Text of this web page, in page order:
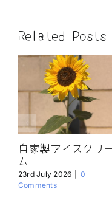
Related Posts
自家製アイスクリ
ム
23rd July 2026
0
Comments